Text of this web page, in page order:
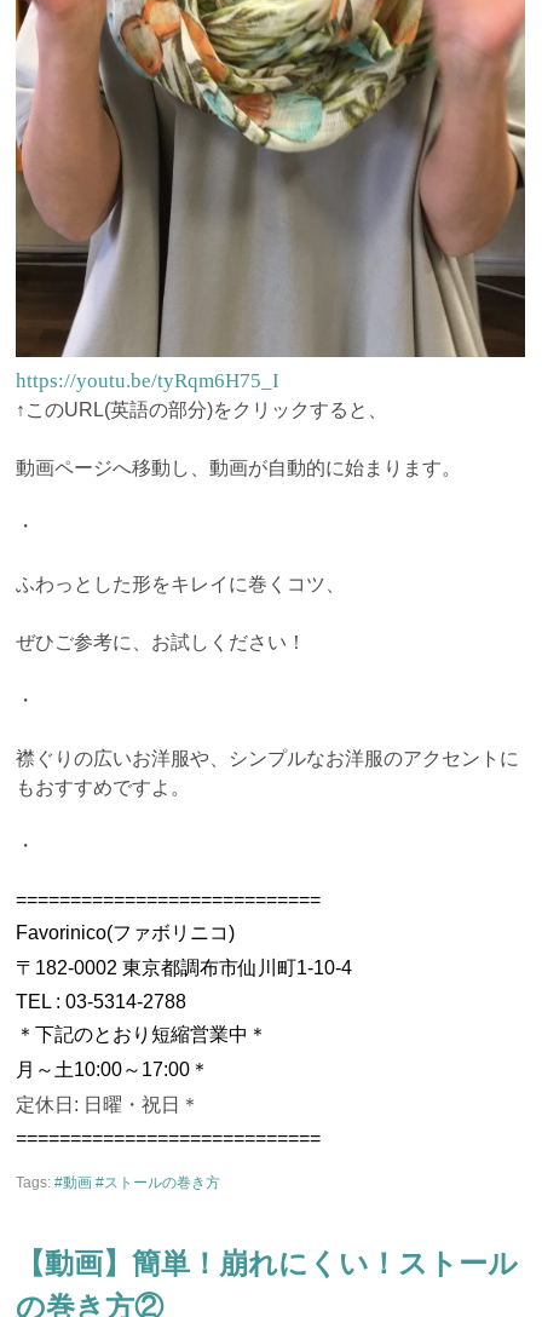
https://youtu.be/tyRqm6H75_I
↑このURL(英語の部分)をクリックすると、
動画ページへ移動し、動画が自動的に始まります。
・
ふわっとした形をキレイに巻くコツ、
ぜひご参考に、お試しください！
・
襟ぐりの広いお洋服や、シンプルなお洋服のアクセントに
もおすすめですよ。
・
============================
Favorinico(ファボリニコ)
〒 182-0002 東京都調布市仙川町1-10-4
TEL : 03-5314-2788
＊下記のとおり短縮営業中 ＊
月～土10:00～ 17:00＊
定休日 : 日曜・祝日 ＊
============================
Tags:#動画 #ストールの巻き方
【動画】簡単！崩れにくい！ストール
の巻き方②